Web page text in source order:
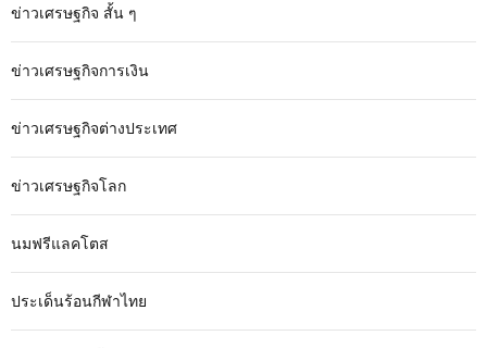
ข่าวเศรษฐกิจ สั้น ๆ
ข่าวเศรษฐกิจการเงิน
ข่าวเศรษฐกิจต่างประเทศ
ข่าวเศรษฐกิจโลก
นมฟรีแลคโตส
ประเด็นร้อนกีฬาไทย